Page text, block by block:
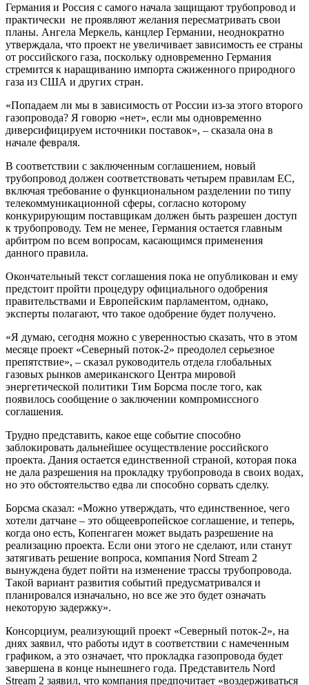
Германия и Россия с самого начала защищают трубопровод и
практически не проявляют желания пересматривать свои
планы. Ангела Меркель, канцлер Германии, неоднократно
утверждала, что проект не увеличивает зависимость ее страны
от российского газа, поскольку одновременно Германия
стремится к наращиванию импорта сжиженного природного
газа из США и других стран.
«Попадаем ли мы в зависимость от России из-за этого второго
газопровода? Я говорю «нет», если мы одновременно
диверсифицируем источники поставок», – сказала она в
начале февраля.
В соответствии с заключенным соглашением, новый
трубопровод должен соответствовать четырем правилам ЕС,
включая требование о функциональном разделении по типу
телекоммуникационной сферы, согласно которому
конкурирующим поставщикам должен быть разрешен доступ
к трубопроводу. Тем не менее, Германия остается главным
арбитром по всем вопросам, касающимся применения
данного правила.
Окончательный текст соглашения пока не опубликован и ему
предстоит пройти процедуру официального одобрения
правительствами и Европейским парламентом, однако,
эксперты полагают, что такое одобрение будет получено.
«Я думаю, сегодня можно с уверенностью сказать, что в этом
месяце проект «Северный поток-2» преодолел серьезное
препятствие», – сказал руководитель отдела глобальных
газовых рынков американского Центра мировой
энергетической политики Тим Борсма после того, как
появилось сообщение о заключении компромиссного
соглашения.
Трудно представить, какое еще событие способно
заблокировать дальнейшее осуществление российского
проекта. Дания остается единственной страной, которая пока
не дала разрешения на прокладку трубопровода в своих водах,
но это обстоятельство едва ли способно сорвать сделку.
Борсма сказал: «Можно утверждать, что единственное, чего
хотели датчане – это общеевропейское соглашение, и теперь,
когда оно есть, Копенгаген может выдать разрешение на
реализацию проекта. Если они этого не сделают, или станут
затягивать решение вопроса, компания Nord Stream 2
вынуждена будет пойти на изменение трассы трубопровода.
Такой вариант развития событий предусматривался и
планировался изначально, но все же это будет означать
некоторую задержку».
Консорциум, реализующий проект «Северный поток-2», на
днях заявил, что работы идут в соответствии с намеченным
графиком, а это означает, что прокладка газопровода будет
завершена в конце нынешнего года. Представитель Nord
Stream 2 заявил, что компания предпочитает «воздерживаться